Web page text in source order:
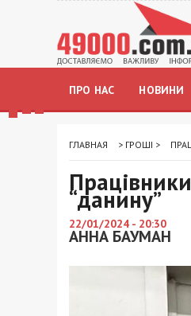
ПРО НАС НОВИНИ
ГЛАВНАЯ > ГРОШІ >
“данину”
22/01/2024 - 20:30
АННА БАУМАН